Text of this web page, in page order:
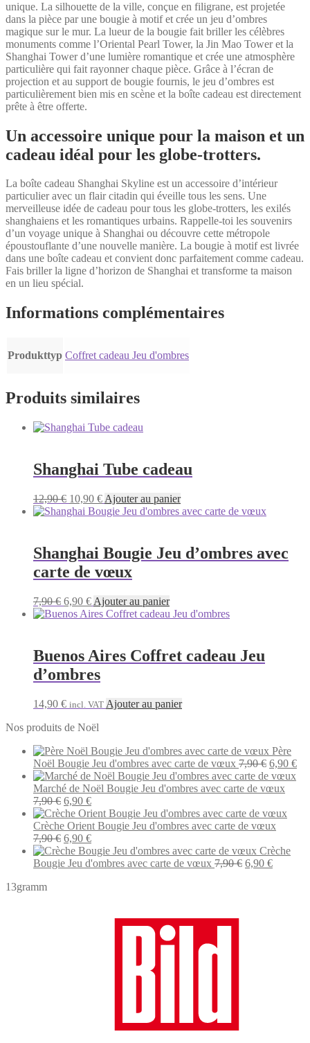
unique. La silhouette de la ville, conçue en filigrane, est projetée
dans la pièce par une bougie à motif et crée un jeu d’ombres
magique sur le mur. La lueur de la bougie fait briller les célèbres
monuments comme l’Oriental Pearl Tower, la Jin Mao Tower et la
Shanghai Tower d’une lumière romantique et crée une atmosphère
particulière qui fait rayonner chaque pièce. Grâce à l’écran de
projection et au support de bougie fournis, le jeu d’ombres est
particulièrement bien mis en scène et la boîte cadeau est directement
prête à être offerte.
Un accessoire unique pour la maison et un
cadeau idéal pour les globe-trotters.
La boîte cadeau Shanghai Skyline est un accessoire d’intérieur
particulier avec un flair citadin qui éveille tous les sens. Une
merveilleuse idée de cadeau pour tous les globe-trotters, les exilés
shanghaiens et les romantiques urbains. Rappelle-toi les souvenirs
d’un voyage unique à Shanghai ou découvre cette métropole
époustouflante d’une nouvelle manière. La bougie à motif est livrée
dans une boîte cadeau et convient donc parfaitement comme cadeau.
Fais briller la ligne d’horizon de Shanghai et transforme ta maison
en un lieu spécial.
Informations complémentaires
Produkttyp Coffret cadeau Jeu d'ombres
Produits similaires
Shanghai Tube cadeau
12,90€ Le
prix
12,90 €.
10,90 €Le
prix
10,90 €.
Ajouter au panier
Shanghai Bougie Jeu d’ombres avec
carte de vœux
7,90€ Le
prix
7,90 €.
6,90 €Le
prix
6,90 €.
Ajouter au panier
Buenos Aires Coffret cadeau Jeu
d’ombres
14,90 € incl. VAT Ajouter au panier
Nos produits de Noël
Père
Noël Bougie Jeu d'ombres avec carte de vœux 7,90€ Le
prix
initial
7,90 €.
6,90 €Le
Marché de Noël Bougie Jeu d'ombres avec carte de vœux
7,90€ Le
prix
initial
était :
7,90 €.
6,90 €Le
prix
actuel
est :
6,90 €.
Crèche Orient Bougie Jeu d'ombres avec carte de vœux
7,90€ Le
prix
initial
6,90 €Le
prix
actuel
Crèche
Bougie Jeu d'ombres avec carte de vœux 7,90€ Le
6,90 €Le
13gramm